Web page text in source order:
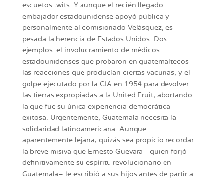
escuetos twits. Y aunque el recién llegado
embajador estadounidense apoyó pública y
personalmente al comisionado Velásquez, es
pesada la herencia de Estados Unidos. Dos
ejemplos: el involucramiento de médicos
estadounidenses que probaron en guatemaltecos
las reacciones que producían ciertas vacunas, y el
golpe ejecutado por la CIA en 1954 para devolver
las tierras expropiadas a la United Fruit, abortando
la que fue su única experiencia democrática
exitosa. Urgentemente, Guatemala necesita la
solidaridad latinoamericana. Aunque
aparentemente lejana, quizás sea propicio recordar
la breve misiva que Ernesto Guevara –quien forjó
definitivamente su espíritu revolucionario en
Guatemala– le escribió a sus hijos antes de partir a